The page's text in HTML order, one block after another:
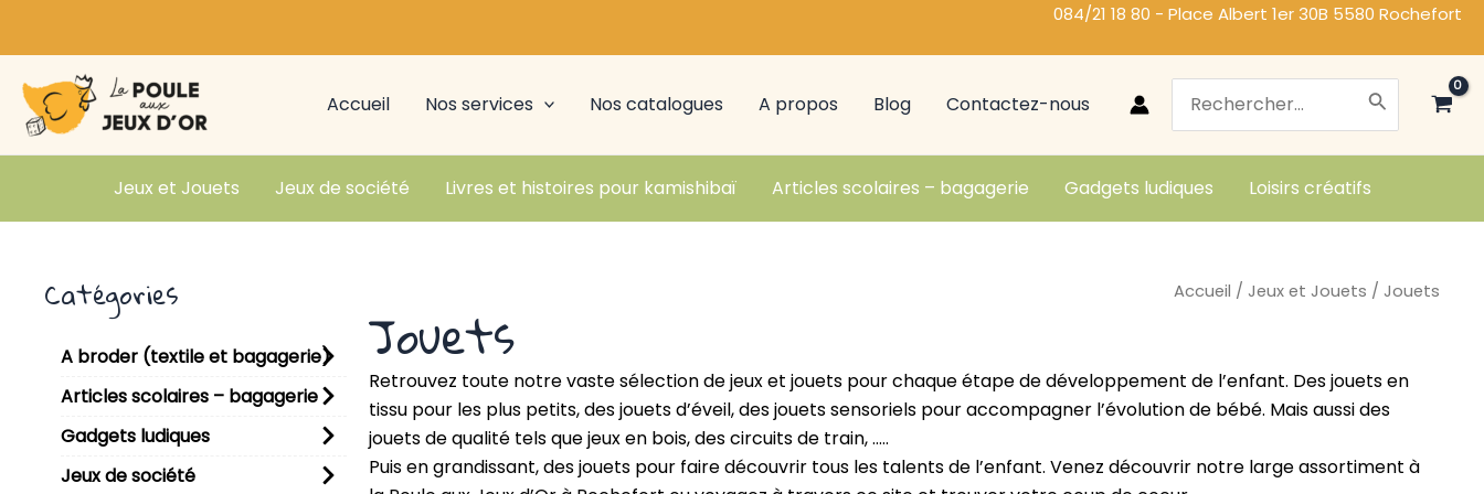
084/21 18 80 - Place Albert 1er 30B 5580 Rochefort
Accueil Nos services Nos catalogues A propos Blog Contactez-nous
Search
Jeux et Jouets Jeux de société Livres et histoires pour kamishibaï Articles scolaires – bagagerie Gadgets ludiques Loisirs créatifs
Catégories
A broder (textile et bagagerie)
Articles scolaires – bagagerie
Gadgets ludiques
Jeux de société
Accueil / Jeux et Jouets / Jouets
Jouets
Retrouvez toute notre vaste sélection de jeux et jouets pour chaque étape de développement de l’enfant. Des jouets en
tissu pour les plus petits, des jouets d’éveil, des jouets sensoriels pour accompagner l’évolution de bébé. Mais aussi des
jouets de qualité tels que jeux en bois, des circuits de train, …..
Puis en grandissant, des jouets pour faire découvrir tous les talents de l’enfant. Venez découvrir notre large assortiment à